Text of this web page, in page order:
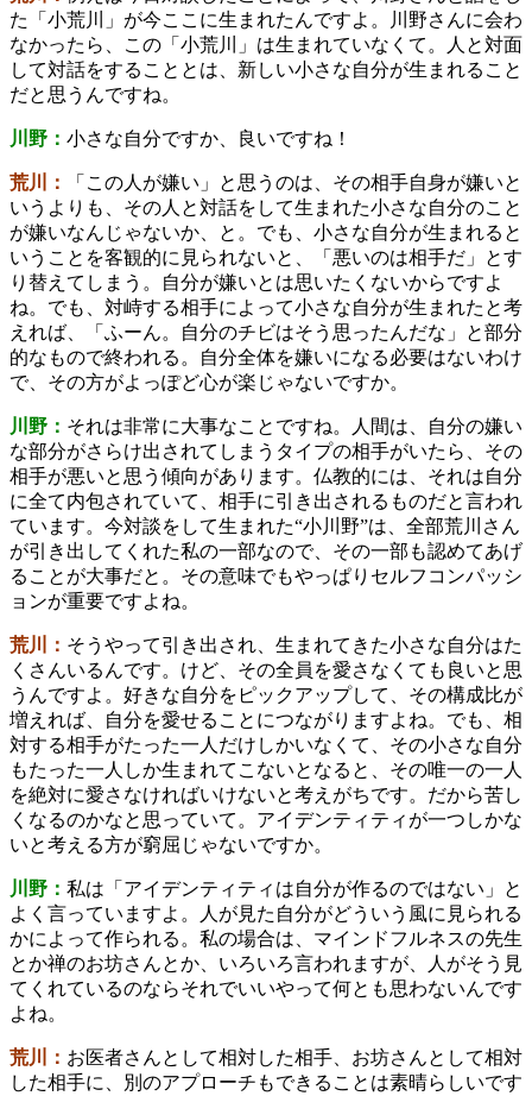
た「小荒川」が今ここに生まれたんですよ。川野さんに会わ
なかったら、この「小荒川」は生まれていなくて。人と対面
して対話をすることとは、新しい小さな自分が生まれること
だと思うんですね。
川野： 小さな自分ですか、良いですね！
荒川：
「この人が嫌い」と思うのは、その相手自身が嫌いと
いうよりも、その人と対話をして生まれた小さな自分のこと
が嫌いなんじゃないか、と。でも、小さな自分が生まれると
いうことを客観的に見られないと、「悪いのは相手だ」とす
り替えてしまう。自分が嫌いとは思いたくないからですよ
ね。でも、対峙する相手によって小さな自分が生まれたと考
えれば、「ふーん。自分のチビはそう思ったんだな」と部分
的なもので終われる。自分全体を嫌いになる必要はないわけ
で、その方がよっぽど心が楽じゃないですか。
川野： それは非常に大事なことですね。人間は、自分の嫌い
な部分がさらけ出されてしまうタイプの相手がいたら、その
相手が悪いと思う傾向があります。仏教的には、それは自分
に全て内包されていて、相手に引き出されるものだと言われ
ています。今対談をして生まれた“小川野”は、全部荒川さん
が引き出してくれた私の一部なので、その一部も認めてあげ
ることが大事だと。その意味でもやっぱりセルフコンパッシ
ョンが重要ですよね。
荒川： そうやって引き出され、生まれてきた小さな自分はた
くさんいるんです。けど、その全員を愛さなくても良いと思
うんですよ。好きな自分をピックアップして、その構成比が
増えれば、自分を愛せることにつながりますよね。でも、相
対する相手がたった一人だけしかいなくて、その小さな自分
もたった一人しか生まれてこないとなると、その唯一の一人
を絶対に愛さなければいけないと考えがちです。だから苦し
くなるのかなと思っていて。アイデンティティが一つしかな
いと考える方が窮屈じゃないですか。
川野： 私は「アイデンティティは自分が作るのではない」と
よく言っていますよ。人が見た自分がどういう風に見られる
かによって作られる。私の場合は、マインドフルネスの先生
とか禅のお坊さんとか、いろいろ言われますが、人がそう見
てくれているのならそれでいいやって何とも思わないんです
よね。
荒川： お医者さんとして相対した相手、お坊さんとして相対
した相手に、別のアプローチもできることは素晴らしいです